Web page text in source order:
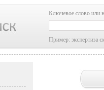
Ключевое слово или
Пример: экспертиза